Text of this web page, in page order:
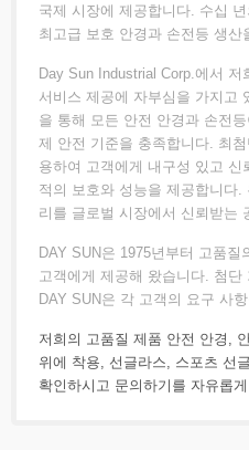
국제 시장에 제공합니다. 수십
최고급 보호 안경과 손전등 생산
Day Sun Industrial Corp.에서
서비스 제공에 자부심을 가지고
을 통해 모든 안전 안경과 손전
제 안전 기준을 충족합니다. 최
용하여 고객에게 내구성 있고 신
적의 보호와 성능을 제공합니다
리를 글로벌 시장에서 신뢰받는
DAY SUN은 1975년부터 고품
고객에게 제공해 왔습니다. 첨
DAY SUN은 각 고객의 요구 사
저희의 고품질 제품 안전 안경
위에 착용
선글라스 스포츠 선
확인하시고 문의하기 를 자유롭